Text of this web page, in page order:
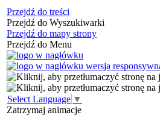
Przejdź do treści
Przejdź do Wyszukiwarki
Przejdź do mapy strony
Przejdź do Menu
Select Language ▼
Zatrzymaj animacje